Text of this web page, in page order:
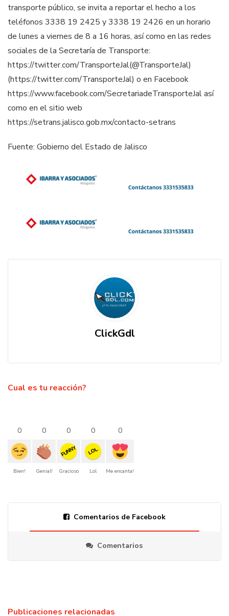
transporte público, se invita a reportar el hecho a los
teléfonos 3338 19 2425 y 3338 19 2426 en un horario
de lunes a viernes de 8 a 16 horas, así como en las redes
sociales de la Secretaría de Transporte:
https://twitter.com/TransporteJal(@TransporteJal)
(https://twitter.com/TransporteJal) o en Facebook
https://www.facebook.com/SecretariadeTransporteJal así
como en el sitio web
https://setrans.jalisco.gob.mx/contacto-setrans
Fuente: Gobierno del Estado de Jalisco
ClickGdl
Cual es tu reacción?
0
Bien!
0
Genial!
0
FUNNY
Gracioso
0
LOL
Lol
0
Me encanta!
Comentarios de Facebook
Comentarios
Publicaciones relacionadas